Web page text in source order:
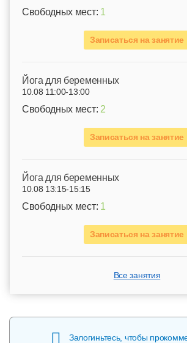
Свободных мест: 1
Записаться на занятие
Йога для беременных
10.08 11:00-13:00
Свободных мест: 2
Записаться на занятие
Йога для беременных
10.08 13:15-15:15
Свободных мест: 1
Записаться на занятие
Все занятия
Залогиньтесь, чтобы